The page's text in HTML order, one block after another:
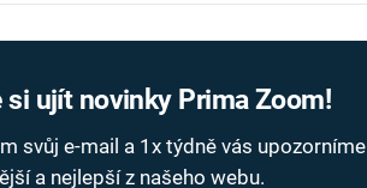
si ujít novinky Prima Zoom!
svůj e-mail a 1x týdně vás upozorníme
a nejlepší z našeho webu.